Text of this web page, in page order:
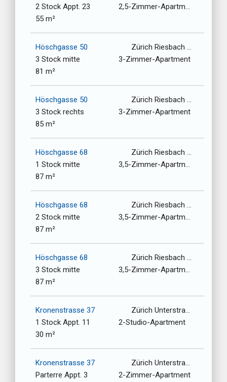
2 Stock Appt. 23
2,5-Zimmer-Apartment
55 m²
Höschgasse 50
Zürich Riesbach / 8008
3 Stock mitte
3-Zimmer-Apartment
81 m²
Höschgasse 50
Zürich Riesbach / 8008
3 Stock rechts
3-Zimmer-Apartment
85 m²
Höschgasse 68
Zürich Riesbach / 8008
1 Stock mitte
3,5-Zimmer-Apartment
87 m²
Höschgasse 68
Zürich Riesbach / 8008
2 Stock mitte
3,5-Zimmer-Apartment
87 m²
Höschgasse 68
Zürich Riesbach / 8008
3 Stock mitte
3,5-Zimmer-Apartment
87 m²
Kronenstrasse 37
Zürich Unterstrasse-Oberstrasse / 8006
1 Stock Appt. 11
2-Studio-Apartment
30 m²
Kronenstrasse 37
Zürich Unterstrasse-Oberstrasse / 8006
Parterre Appt. 3
2-Zimmer-Apartment